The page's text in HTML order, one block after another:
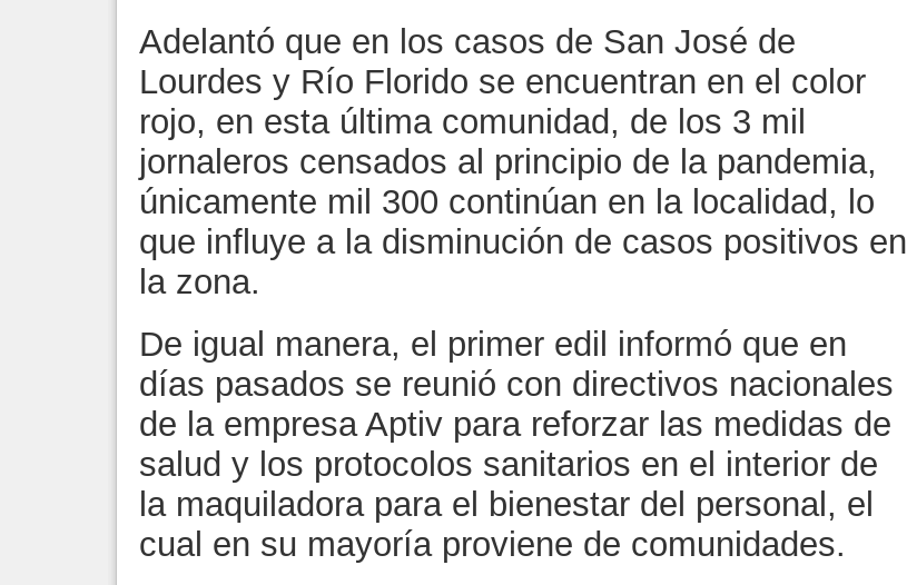
Adelantó que en los casos de San José de
Lourdes y Río Florido se encuentran en el color
rojo, en esta última comunidad, de los 3 mil
jornaleros censados al principio de la pandemia,
únicamente mil 300 continúan en la localidad, lo
que influye a la disminución de casos positivos en
la zona.
De igual manera, el primer edil informó que en
días pasados se reunió con directivos nacionales
de la empresa Aptiv para reforzar las medidas de
salud y los protocolos sanitarios en el interior de
la maquiladora para el bienestar del personal, el
cual en su mayoría proviene de comunidades.